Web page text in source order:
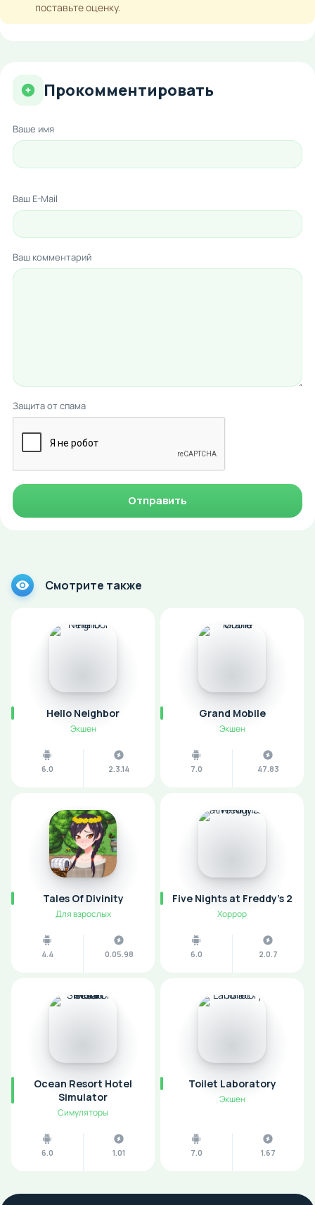
поставьте оценку.
Прокомментировать
Ваше имя
Ваш E-Mail
Ваш комментарий
Защита от спама
Отправить
Смотрите также
Hello Neighbor
Экшен
6.0 2.3.14
Grand Mobile
Экшен
7.0 47.83
Tales Of Divinity
Для взрослых
4.4 0.05.98
Five Nights at Freddy's 2
Хоррор
6.0 2.0.7
Ocean Resort Hotel
Simulator
Симуляторы
6.0 1.01
Toilet Laboratory
Экшен
7.0 1.67